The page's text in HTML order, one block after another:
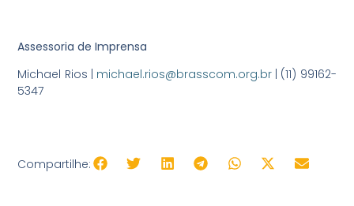
Assessoria de Imprensa
Michael Rios | michael.rios@brasscom.org.br | (11) 99162-
5347
Compartilhe: